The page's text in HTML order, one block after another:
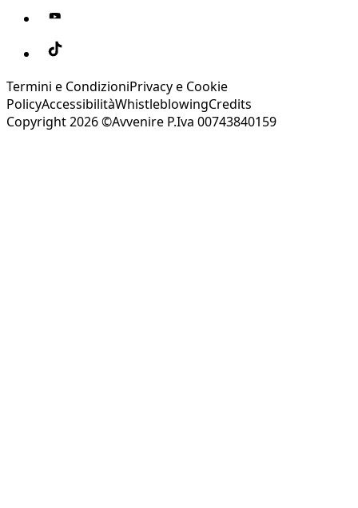
Termini e CondizioniPrivacy e Cookie
PolicyAccessibilitàWhistleblowingCredits
Copyright 2026 ©Avvenire P.Iva 00743840159